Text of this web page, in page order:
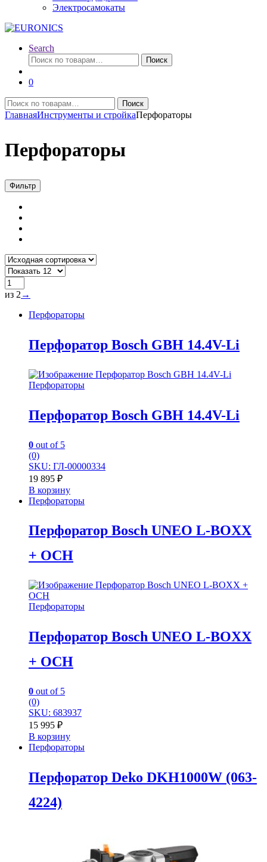
Электросамокаты
Search
Искать:
Поиск
0
Искать:
Поиск
ГлавнаяИнструменты и стройкаПерфораторы
Перфораторы
Фильтр
из 2 →
Перфораторы
Перфоратор Bosch GBH 14.4V-Li
Перфораторы
Перфоратор Bosch GBH 14.4V-Li
0 out of 5
(0)
SKU: ГЛ-00000334
19 895 ₽
В корзину
Перфораторы
Перфоратор Bosch UNEO L-BOXX
+ ОСН
Перфораторы
Перфоратор Bosch UNEO L-BOXX
+ ОСН
0 out of 5
(0)
SKU: 683937
15 995 ₽
В корзину
Перфораторы
Перфоратор Deko DKH1000W (063-
4224)